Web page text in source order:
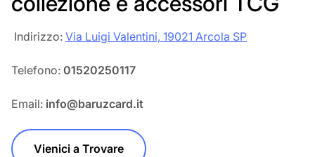
‎‎ Indirizzo: Via Luigi Valentini, 19021 Arcola SP
Telefono: 01520250117
Email: info@baruzcard.it
Vienici a Trovare